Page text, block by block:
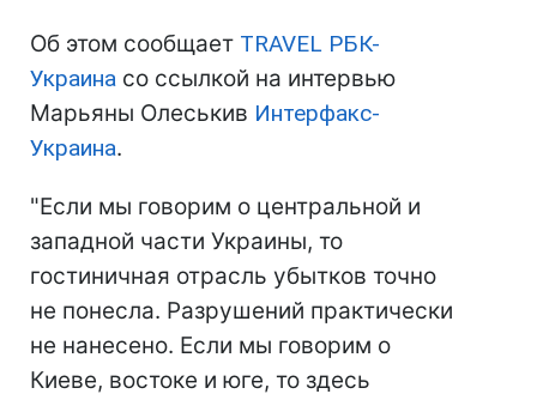
Об этом сообщает TRAVEL РБК-
Украина со ссылкой на интервью
Марьяны Олеськив Интерфакс-
Украина.
"Если мы говорим о центральной и
западной части Украины, то
гостиничная отрасль убытков точно
не понесла. Разрушений практически
не нанесено. Если мы говорим о
Киеве, востоке и юге, то здесь